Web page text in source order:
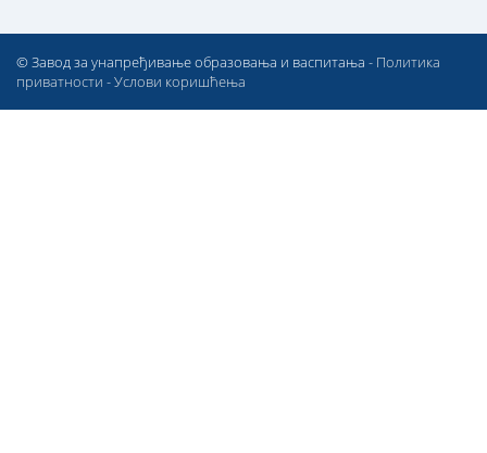
© Завод за унапређивање образовања и васпитања - Политика
приватности -Услови коришћења